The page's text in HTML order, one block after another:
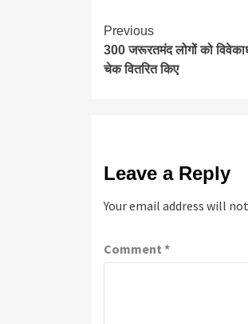
Continue
Reading
Previous
300 जरूरतमंद लोगों को
चेक वितरित किए
Leave a Reply
Your email address will
Comment *